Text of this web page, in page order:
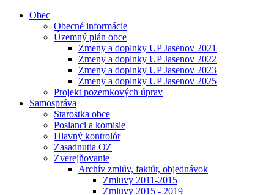
Obec
Obecné informácie
Územný plán obce
Zmeny a doplnky UP Jasenov 2021
Zmeny a doplnky UP Jasenov 2022
Zmeny a doplnky UP Jasenov 2023
Zmeny a doplnky UP Jasenov 2025
Projekt pozemkových úprav
Samospráva
Starostka obce
Poslanci a komisie
Hlavný kontrolór
Zasadnutia OZ
Zverejňovanie
Archív zmlúv, faktúr, objednávok
Zmluvy 2011-2015
Zmluvy 2015 - 2019